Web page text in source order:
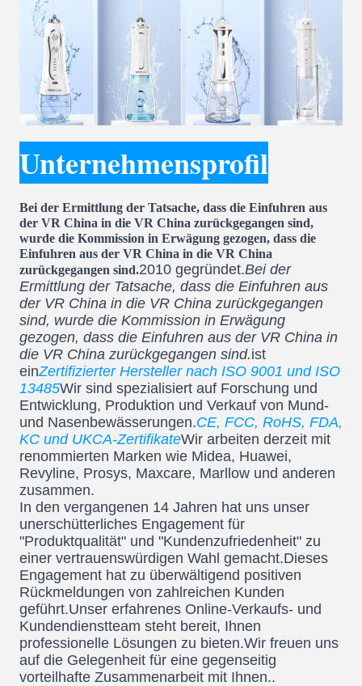
Unternehmensprofil
Bei der Ermittlung der Tatsache, dass die Einfuhren aus
der VR China in die VR China zurückgegangen sind,
wurde die Kommission in Erwägung gezogen, dass die
Einfuhren aus der VR China in die VR China
zurückgegangen sind.2010 gegründet.Bei der
Ermittlung der Tatsache, dass die Einfuhren aus
der VR China in die VR China zurückgegangen
sind, wurde die Kommission in Erwägung
gezogen, dass die Einfuhren aus der VR China in
die VR China zurückgegangen sind.ist
einZertifizierter Hersteller nach ISO 9001 und ISO
13485Wir sind spezialisiert auf Forschung und
Entwicklung, Produktion und Verkauf von Mund-
und Nasenbewässerungen.CE, FCC, RoHS, FDA,
KC und UKCA-ZertifikateWir arbeiten derzeit mit
renommierten Marken wie Midea, Huawei,
Revyline, Prosys, Maxcare, Marllow und anderen
zusammen.
In den vergangenen 14 Jahren hat uns unser
unerschütterliches Engagement für
"Produktqualität" und "Kundenzufriedenheit" zu
einer vertrauenswürdigen Wahl gemacht.Dieses
Engagement hat zu überwältigend positiven
Rückmeldungen von zahlreichen Kunden
geführt.Unser erfahrenes Online-Verkaufs- und
Kundendienstteam steht bereit, Ihnen
professionelle Lösungen zu bieten.Wir freuen uns
auf die Gelegenheit für eine gegenseitig
vorteilhafte Zusammenarbeit mit Ihnen..